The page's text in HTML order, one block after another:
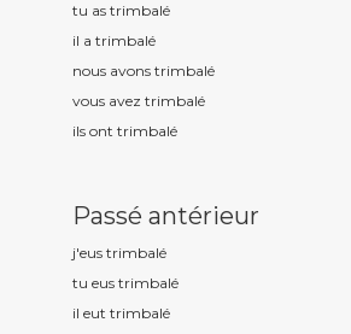
tu as trimbalé
il a trimbalé
nous avons trimbalé
vous avez trimbalé
ils ont trimbalé
Passé antérieur
j'eus trimbalé
tu eus trimbalé
il eut trimbalé